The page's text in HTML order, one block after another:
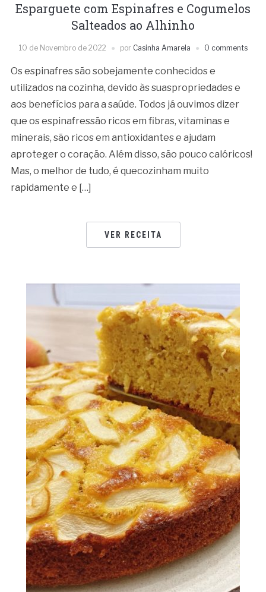
Esparguete com Espinafres e Cogumelos
Salteados ao Alhinho
10 de Novembro de 2022 por Casinha Amarela 0 comments
Os espinafres são sobejamente conhecidos e
utilizados na cozinha, devido às suaspropriedades e
aos benefícios para a saúde. Todos já ouvimos dizer
que os espinafressão ricos em fibras, vitaminas e
minerais, são ricos em antioxidantes e ajudam
aproteger o coração. Além disso, são pouco calóricos!
Mas, o melhor de tudo, é quecozinham muito
rapidamente e […]
VER RECEITA